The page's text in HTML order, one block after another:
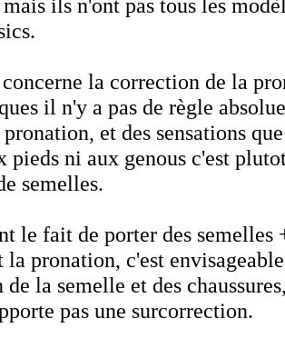
ils n'ont pas tous les
la correction de la
il n'y a pas de règle
et des sensations
pieds ni aux genous c'est
semelles.
le fait de porter des semelles
la pronation, c'est
la semelle et des
pas une surcorrection.